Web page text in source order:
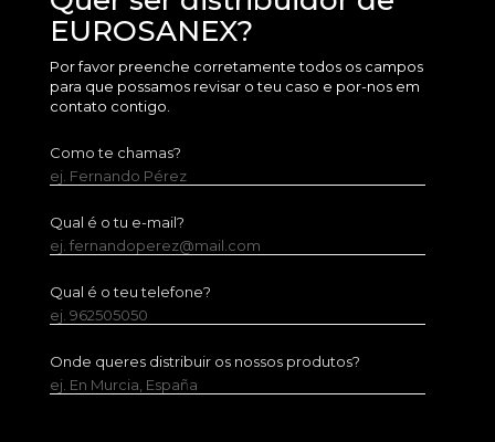
EUROSANEX?
Por favor preenche corretamente todos os campos
para que possamos revisar o teu caso e por-nos em
contato contigo.
Como te chamas?
ej. Fernando Pérez
Qual é o tu e-mail?
ej. fernandoperez@mail.com
Qual é o teu telefone?
ej. 962505050
Onde queres distribuir os nossos produtos?
ej. En Murcia, España